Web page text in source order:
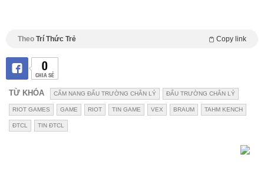
Theo Trí Thức Trẻ Copy link
0
CHIA SẺ
TỪ KHÓA CẨM NANG ĐẤU TRƯỜNG CHÂN LÝ ĐẤU TRƯỜNG CHÂN LÝ
RIOT GAMES GAME RIOT TIN GAME VEX BRAUM TAHM KENCH
ĐTCL TIN ĐTCL